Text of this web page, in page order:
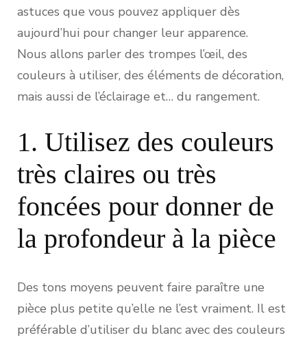
astuces que vous pouvez appliquer dès
aujourd’hui pour changer leur apparence.
Nous allons parler des trompes l’œil, des
couleurs à utiliser, des éléments de décoration,
mais aussi de l’éclairage et… du rangement.
1. Utilisez des couleurs
très claires ou très
foncées pour donner de
la profondeur à la pièce
Des tons moyens peuvent faire paraître une
pièce plus petite qu’elle ne l’est vraiment. Il est
préférable d’utiliser du blanc avec des couleurs